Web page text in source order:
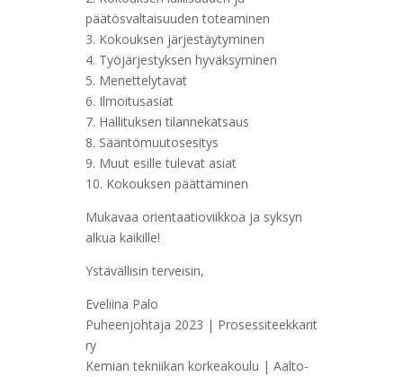
päätösvaltaisuuden toteaminen
3. Kokouksen järjestäytyminen
4. Työjärjestyksen hyväksyminen
5. Menettelytavat
6. Ilmoitusasiat
7. Hallituksen tilannekatsaus
8. Sääntömuutosesitys
9. Muut esille tulevat asiat
10. Kokouksen päättäminen
Mukavaa orientaatioviikkoa ja syksyn
alkua kaikille!
Ystävällisin terveisin,
Eveliina Palo
Puheenjohtaja 2023 | Prosessiteekkarit
ry
Kemian tekniikan korkeakoulu | Aalto-